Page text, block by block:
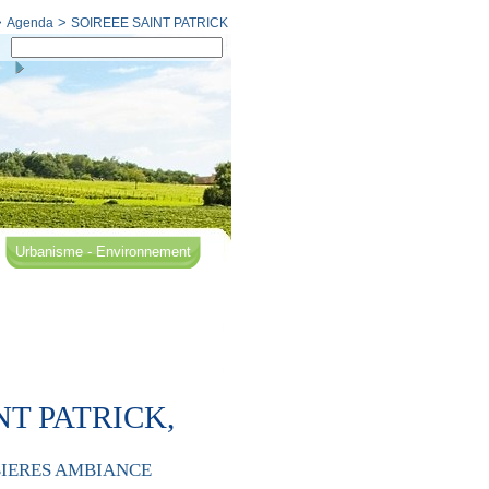
Agenda > SOIREEE SAINT PATRICK
Urbanisme - Environnement
PATRICK,
AMBIANCE